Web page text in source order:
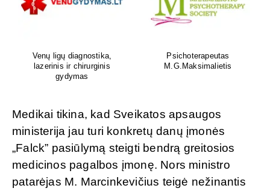
Venų ligų diagnostika,
lazerinis ir chirurginis
gydymas
Psichoterapeutas
M.G.Maksimalietis
Medikai tikina, kad Sveikatos apsaugos
ministerija jau turi konkretų danų įmonės
„Falck” pasiūlymą steigti bendrą greitosios
medicinos pagalbos įmonę. Nors ministro
patarėjas M. Marcinkevičius teigė nežinantis